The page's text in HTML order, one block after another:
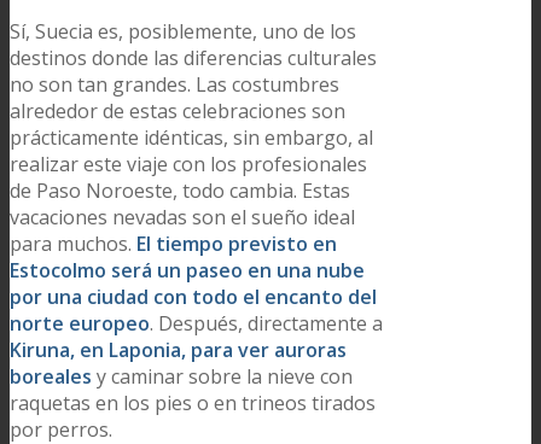
Sí, Suecia es, posiblemente, uno de los
destinos donde las diferencias culturales
no son tan grandes. Las costumbres
alrededor de estas celebraciones son
prácticamente idénticas, sin embargo, al
realizar este viaje con los profesionales
de Paso Noroeste, todo cambia. Estas
vacaciones nevadas son el sueño ideal
para muchos. El tiempo previsto en
Estocolmo será un paseo en una nube
por una ciudad con todo el encanto del
norte europeo. Después, directamente a
Kiruna, en Laponia, para ver auroras
boreales y caminar sobre la nieve con
raquetas en los pies o en trineos tirados
por perros.